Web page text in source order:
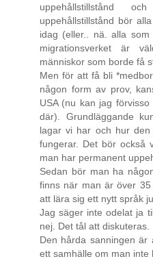
uppehållstillstånd
uppehållstillstånd bör
idag (eller.. nä. alla
migrationsverket är
människor som borde få
Men för att få bli
någon form av prov,
USA (nu kan jag
där). Grundläggande
lagar vi har och hur den
fungerar. Det bör också
man har permanent
Sedan bör man ha
finns när man är över
att lära sig ett nytt språk
Jag säger inte odelat ja
nej. Det tål att diskuteras.
Den hårda sanningen
ett samhälle om man inte